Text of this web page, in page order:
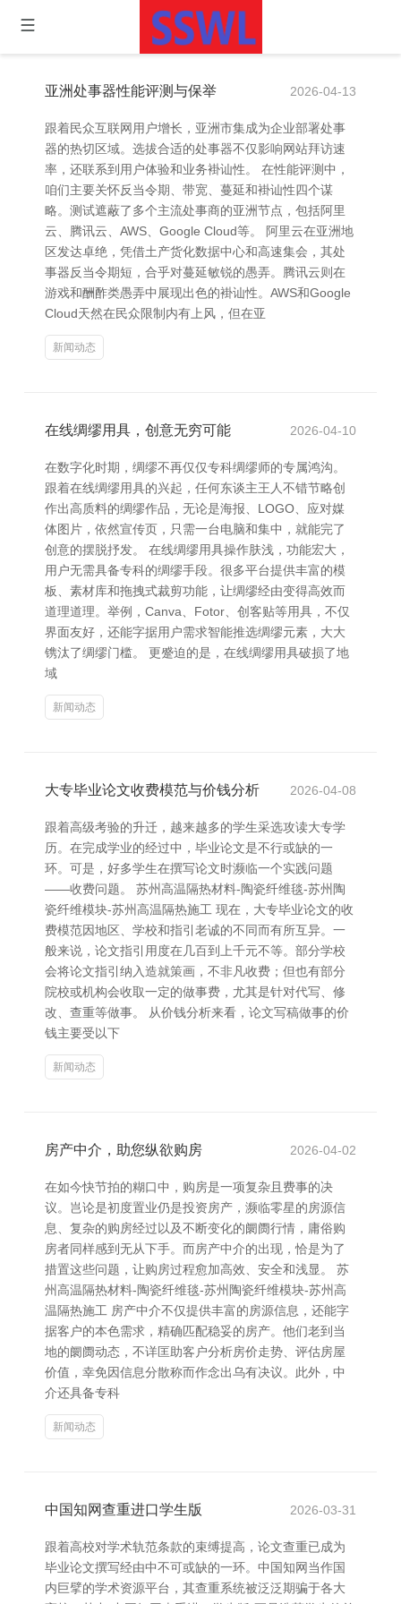
亚洲处事器性能评测与保举 2026-04-13
跟着民众互联网用户增长，亚洲市集成为企业部署处事
器的热切区域。选拔合适的处事器不仅影响网站拜访速
率，还联系到用户体验和业务褂讪性。 在性能评测中，
咱们主要关怀反当令期、带宽、蔓延和褂讪性四个谋
略。测试遮蔽了多个主流处事商的亚洲节点，包括阿里
云、腾讯云、AWS、Google Cloud等。 阿里云在亚洲地
区发达卓绝，凭借土产货化数据中心和高速集会，其处
事器反当令期短，合乎对蔓延敏锐的愚弄。腾讯云则在
游戏和酬酢类愚弄中展现出色的褂讪性。AWS和Google
Cloud天然在民众限制内有上风，但在亚
新闻动态
在线绸缪用具，创意无穷可能 2026-04-10
在数字化时期，绸缪不再仅仅专科绸缪师的专属鸿沟。
跟着在线绸缪用具的兴起，任何东谈主王人不错节略创
作出高质料的绸缪作品，无论是海报、LOGO、应对媒
体图片，依然宣传页，只需一台电脑和集中，就能完了
创意的摆脱抒发。 在线绸缪用具操作肤浅，功能宏大，
用户无需具备专科的绸缪手段。很多平台提供丰富的模
板、素材库和拖拽式裁剪功能，让绸缪经由变得高效而
道理道理。举例，Canva、Fotor、创客贴等用具，不仅
界面友好，还能字据用户需求智能推选绸缪元素，大大
镌汰了绸缪门槛。 更蹙迫的是，在线绸缪用具破损了地
域
新闻动态
大专毕业论文收费模范与价钱分析 2026-04-08
跟着高级考验的升迁，越来越多的学生采选攻读大专学
历。在完成学业的经过中，毕业论文是不行或缺的一
环。可是，好多学生在撰写论文时濒临一个实践问题
——收费问题。 苏州高温隔热材料-陶瓷纤维毯-苏州陶
瓷纤维模块-苏州高温隔热施工 现在，大专毕业论文的收
费模范因地区、学校和指引老诚的不同而有所互异。一
般来说，论文指引用度在几百到上千元不等。部分学校
会将论文指引纳入造就策画，不非凡收费；但也有部分
院校或机构会收取一定的做事费，尤其是针对代写、修
改、查重等做事。 从价钱分析来看，论文写稿做事的价
钱主要受以下
新闻动态
房产中介，助您纵欲购房 2026-04-02
在如今快节拍的糊口中，购房是一项复杂且费事的决
议。岂论是初度置业仍是投资房产，濒临零星的房源信
息、复杂的购房经过以及不断变化的阛阓行情，庸俗购
房者同样感到无从下手。而房产中介的出现，恰是为了
措置这些问题，让购房过程愈加高效、安全和浅显。 苏
州高温隔热材料-陶瓷纤维毯-苏州陶瓷纤维模块-苏州高
温隔热施工 房产中介不仅提供丰富的房源信息，还能字
据客户的本色需求，精确匹配稳妥的房产。他们老到当
地的阛阓动态，不详匡助客户分析房价走势、评估房屋
价值，幸免因信息分散称而作念出乌有决议。此外，中
介还具备专科
新闻动态
中国知网查重进口学生版 2026-03-31
跟着高校对学术轨范条款的束缚提高，论文查重已成为
毕业论文撰写经由中不可或缺的一环。中国知网当作国
内巨擘的学术资源平台，其查重系统被泛泛期骗于各大